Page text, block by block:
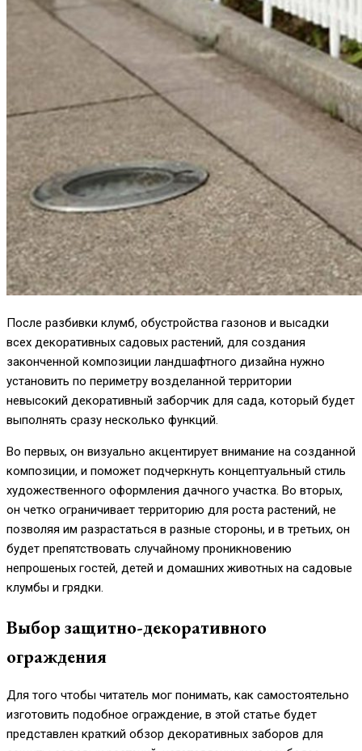
После разбивки клумб, обустройства газонов и высадки
всех декоративных садовых растений, для создания
законченной композиции ландшафтного дизайна нужно
установить по периметру возделанной территории
невысокий декоративный заборчик для сада, который будет
выполнять сразу несколько функций.
Во первых, он визуально акцентирует внимание на созданной
композиции, и поможет подчеркнуть концептуальный стиль
художественного оформления дачного участка. Во вторых,
он четко ограничивает территорию для роста растений, не
позволяя им разрастаться в разные стороны, и в третьих, он
будет препятствовать случайному проникновению
непрошеных гостей, детей и домашних животных на садовые
клумбы и грядки.
Выбор защитно-декоративного
ограждения
Для того чтобы читатель мог понимать, как самостоятельно
изготовить подобное ограждение, в этой статье будет
представлен краткий обзор декоративных заборов для